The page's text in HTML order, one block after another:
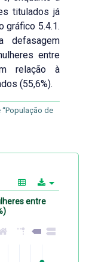
titulados já
gráfico 5.4.1.
defasagem
entre
relação à
(55,6%).
de
entre